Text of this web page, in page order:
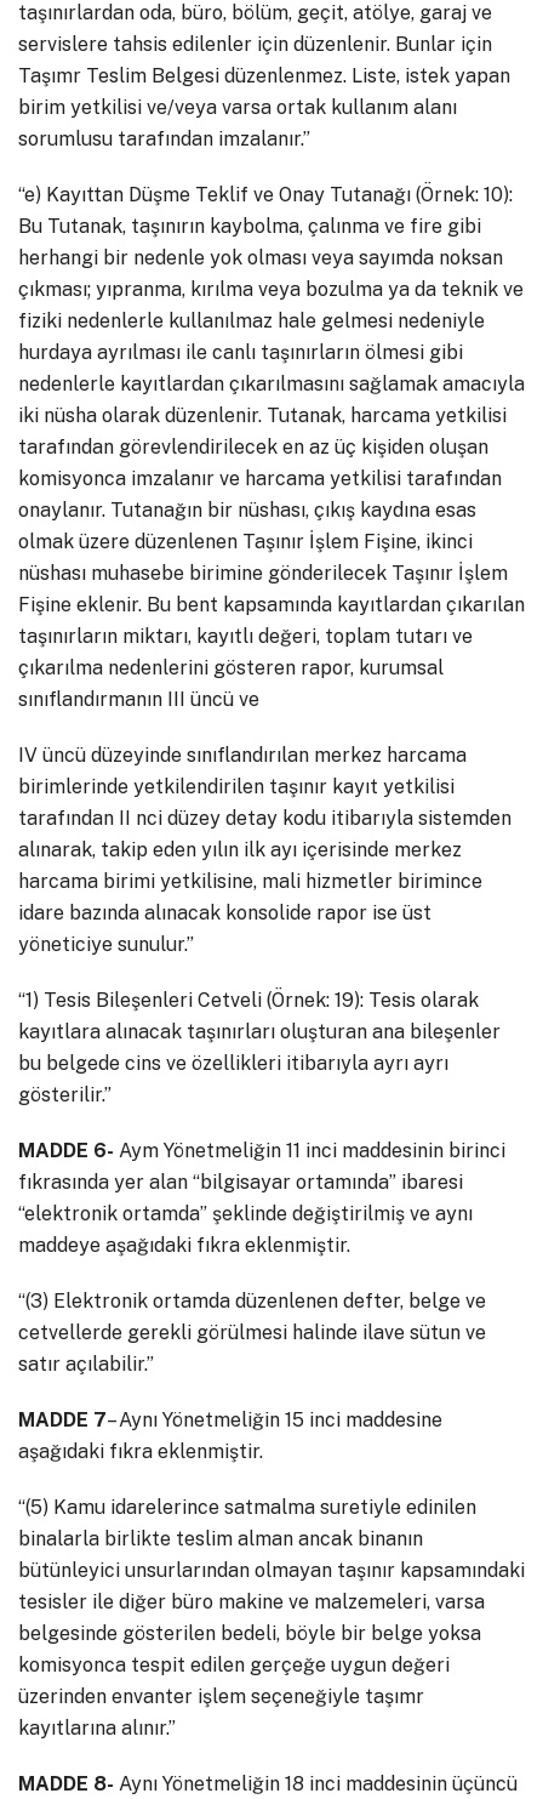
taşınırlardan oda, büro, bölüm, geçit, atölye, garaj ve
servislere tahsis edilenler için düzenlenir. Bunlar için
Taşımr Teslim Belgesi düzenlenmez. Liste, istek yapan
birim yetkilisi ve/veya varsa ortak kullanım alanı
sorumlusu tarafından imzalanır.”
“e) Kayıttan Düşme Teklif ve Onay Tutanağı (Örnek: 10):
Bu Tutanak, taşınırın kaybolma, çalınma ve fire gibi
herhangi bir nedenle yok olması veya sayımda noksan
çıkması; yıpranma, kırılma veya bozulma ya da teknik ve
fiziki nedenlerle kullanılmaz hale gelmesi nedeniyle
hurdaya ayrılması ile canlı taşınırların ölmesi gibi
nedenlerle kayıtlardan çıkarılmasını sağlamak amacıyla
iki nüsha olarak düzenlenir. Tutanak, harcama yetkilisi
tarafından görevlendirilecek en az üç kişiden oluşan
komisyonca imzalanır ve harcama yetkilisi tarafından
onaylanır. Tutanağın bir nüshası, çıkış kaydına esas
olmak üzere düzenlenen Taşınır İşlem Fişine, ikinci
nüshası muhasebe birimine gönderilecek Taşınır İşlem
Fişine eklenir. Bu bent kapsamında kayıtlardan çıkarılan
taşınırların miktarı, kayıtlı değeri, toplam tutarı ve
çıkarılma nedenlerini gösteren rapor, kurumsal
sınıflandırmanın III üncü ve
IV üncü düzeyinde sınıflandırılan merkez harcama
birimlerinde yetkilendirilen taşınır kayıt yetkilisi
tarafından II nci düzey detay kodu itibarıyla sistemden
alınarak, takip eden yılın ilk ayı içerisinde merkez
harcama birimi yetkilisine, mali hizmetler birimince
idare bazında alınacak konsolide rapor ise üst
yöneticiye sunulur.”
“1) Tesis Bileşenleri Cetveli (Örnek: 19): Tesis olarak
kayıtlara alınacak taşınırları oluşturan ana bileşenler
bu belgede cins ve özellikleri itibarıyla ayrı ayrı
gösterilir.”
MADDE 6- Aym Yönetmeliğin 11 inci maddesinin birinci
fıkrasında yer alan “bilgisayar ortamında” ibaresi
“elektronik ortamda” şeklinde değiştirilmiş ve aynı
maddeye aşağıdaki fıkra eklenmiştir.
“(3) Elektronik ortamda düzenlenen defter, belge ve
cetvellerde gerekli görülmesi halinde ilave sütun ve
satır açılabilir.”
MADDE 7– Aynı Yönetmeliğin 15 inci maddesine
aşağıdaki fıkra eklenmiştir.
“(5) Kamu idarelerince satmalma suretiyle edinilen
binalarla birlikte teslim alman ancak binanın
bütünleyici unsurlarından olmayan taşınır kapsamındaki
tesisler ile diğer büro makine ve malzemeleri, varsa
belgesinde gösterilen bedeli, böyle bir belge yoksa
komisyonca tespit edilen gerçeğe uygun değeri
üzerinden envanter işlem seçeneğiyle taşımr
kayıtlarına alınır.”
MADDE 8- Aynı Yönetmeliğin 18 inci maddesinin üçüncü